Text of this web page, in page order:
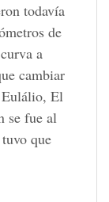
todavía
de
a
cambiar
Eulálio, El
se fue al
que